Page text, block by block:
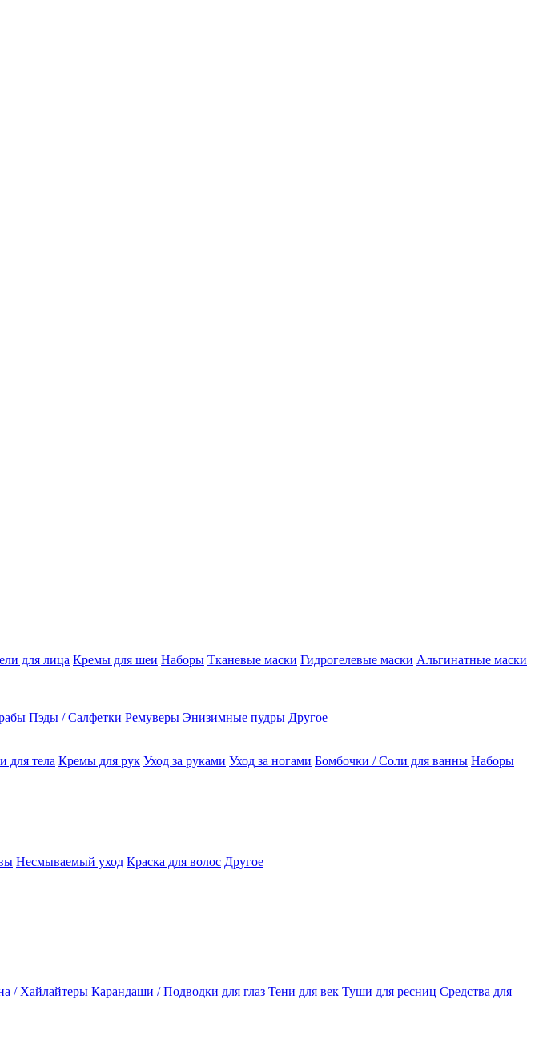
для лица Кремы для шеи Наборы Тканевые маски Гидрогелевые маски Альгинатные маски
Пэды / Салфетки Ремуверы Энизимные пудры Другое
для тела Кремы для рук Уход за руками Уход за ногами Бомбочки / Соли для ванны Наборы
Несмываемый уход Краска для волос Другое
/ Хайлайтеры Карандаши / Подводки для глаз Тени для век Туши для ресниц Средства для